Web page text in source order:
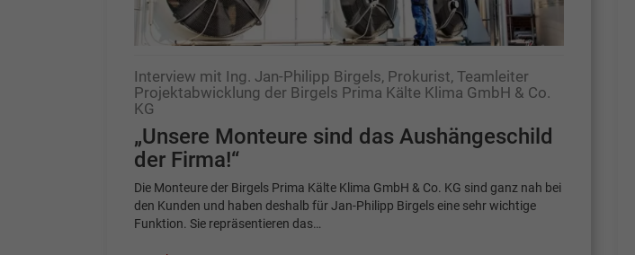
Interview mit Ing. Jan-Philipp Birgels, Prokurist, Teamleiter
Projektabwicklung der Birgels Prima Kälte Klima GmbH & Co.
KG
„Unsere Monteure sind das Aushängeschild
der Firma!“
Die Monteure der Birgels Prima Kälte Klima GmbH & Co. KG sind ganz nah bei
den Kunden und haben deshalb für Jan-Philipp Birgels eine sehr wichtige
Funktion. Sie repräsentieren das…